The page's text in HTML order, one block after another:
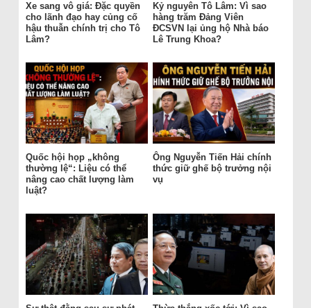
Xe sang vô giá: Đặc quyền
cho lãnh đạo hay củng cố
hậu thuẫn chính trị cho Tô
Lâm?
Kỷ nguyên Tô Lâm: Vì sao
hàng trăm Đảng Viên
ĐCSVN lại ủng hộ Nhà báo
Lê Trung Khoa?
Quốc hội họp „không
thường lệ“: Liệu có thể
nâng cao chất lượng làm
luật?
Ông Nguyễn Tiến Hải chính
thức giữ ghế bộ trưởng nội
vụ